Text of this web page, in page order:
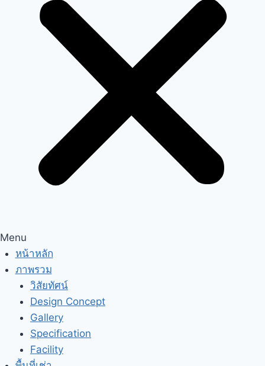
Menu
หน้าหลัก
ภาพรวม
วิสัยทัศน์
Design Concept
Gallery
Specification
Facility